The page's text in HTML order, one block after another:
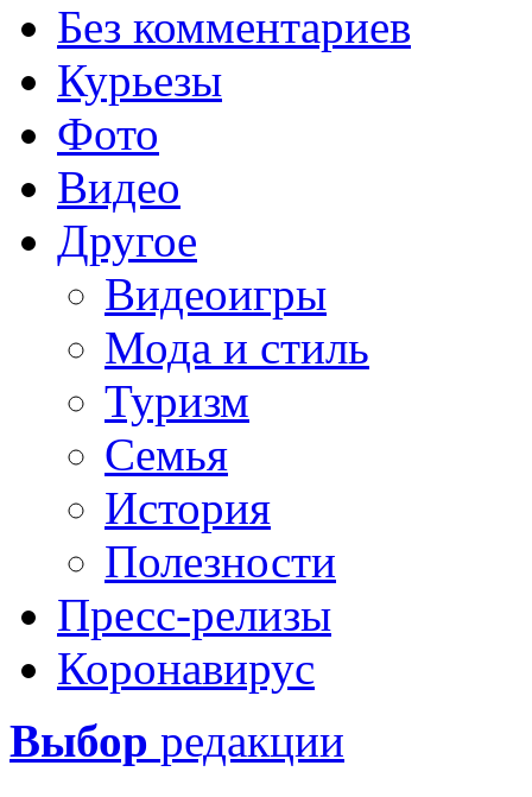
Без комментариев
Курьезы
Фото
Видео
Другое
Видеоигры
Мода и стиль
Туризм
Семья
История
Полезности
Пресс-релизы
Коронавирус
Выбор редакции